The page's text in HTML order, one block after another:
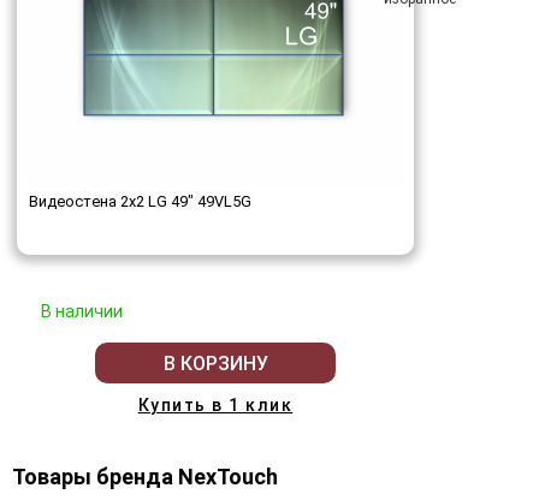
Видеостена 2x2 LG 49" 49VL5G
В наличии
В КОРЗИНУ
Купить в 1 клик
Товары бренда NexTouch